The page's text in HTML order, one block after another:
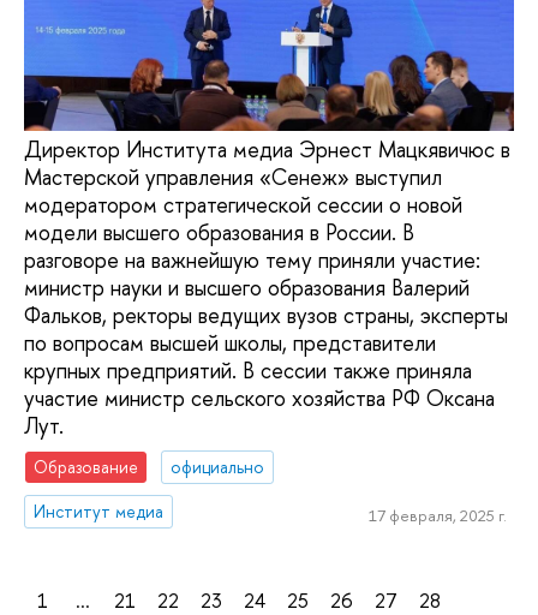
Директор Института медиа Эрнест Мацкявичюс в
Мастерской управления «Сенеж» выступил
модератором стратегической сессии о новой
модели высшего образования в России. В
разговоре на важнейшую тему приняли участие:
министр науки и высшего образования Валерий
Фальков, ректоры ведущих вузов страны, эксперты
по вопросам высшей школы, представители
крупных предприятий. В сессии также приняла
участие министр сельского хозяйства РФ Оксана
Лут.
Образование
официально
Институт медиа
17 февраля, 2025 г.
1 ... 21 22 23 24 25 26 27
28